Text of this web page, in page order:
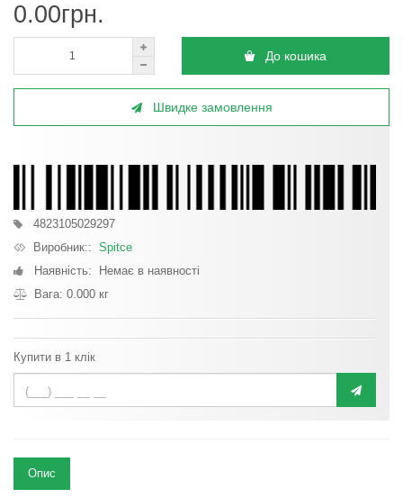
0.00грн.
До кошика
Швидке замовлення
4823105029297
Виробник:: Spitce
Наявність: Немає в наявності
Вага: 0.000 кг
Купити в 1 клік
Опис